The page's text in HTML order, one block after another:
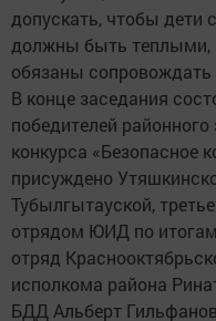
допускать, чтобы дети
должны быть теплыми,
обязаны сопровождать
В конце заседания
победителей
конкурса «Безопасное
присуждено
Тубылгытауской,
отрядом ЮИД по
отряд
исполкома района
БДД Альберт